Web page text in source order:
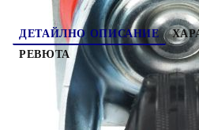
ДЕТАЙЛНО ОПИСАНИЕ
РЕВЮТА
Този комплект от 8
идеалният аксесоар за
мебели като работна маса,